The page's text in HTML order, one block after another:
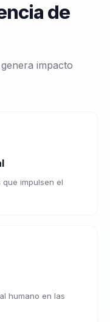
de
impacto
impulsen el
humano en las